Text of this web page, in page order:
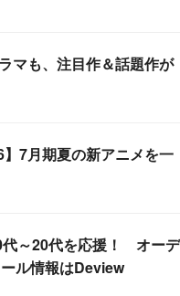
マも、注目作＆話題作が
】7月期夏の新アニメを一
代～20代を応援！ オーデ
ル情報はDeview